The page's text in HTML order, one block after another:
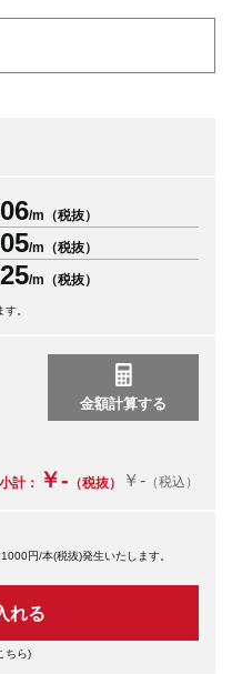
/m（税抜）
/m（税抜）
/m（税抜）
。
小計： ￥- （税抜） ￥- （税込）
円/本(税抜)発生いたします。
れる
ちら)